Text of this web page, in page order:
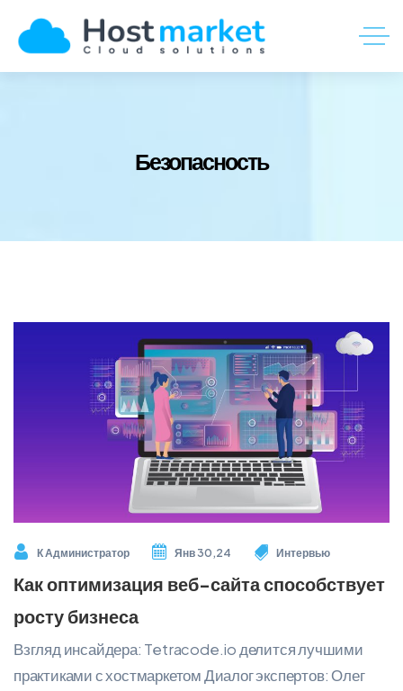
Безопасность
КАдминистратор Янв 30,24 Интервью
Как оптимизация веб-сайта способствует
росту бизнеса
Взгляд инсайдера: Tetracode.io делится лучшими
практиками с хостмаркетом Диалог экспертов: Олег